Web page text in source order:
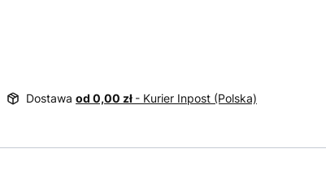
Dostawa od 0,00 zł - Kurier Inpost (Polska)